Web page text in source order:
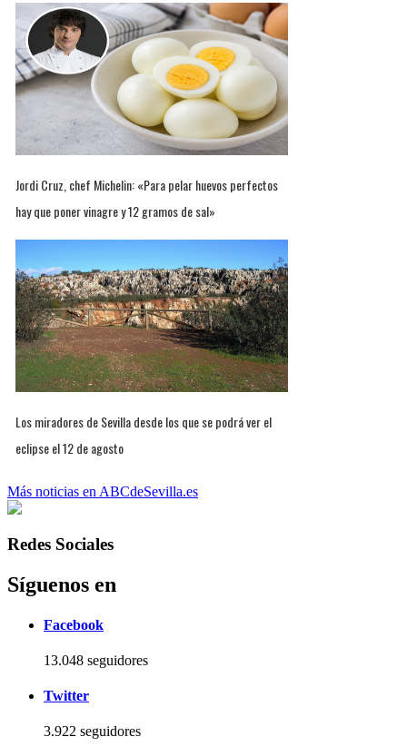
Jordi Cruz, chef Michelin: «Para pelar huevos perfectos
hay que poner vinagre y 12 gramos de sal»
Los miradores de Sevilla desde los que se podrá ver el
eclipse el 12 de agosto
Más noticias en ABCdeSevilla.es
Redes Sociales
Síguenos en
Facebook
13.048 seguidores
Twitter
3.922 seguidores